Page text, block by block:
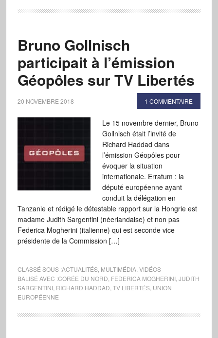
Bruno Gollnisch
participait à l’émission
Géopôles sur TV Libertés
20 NOVEMBRE 2018 1 COMMENTAIRE
Le 15 novembre dernier, Bruno
Gollnisch était l’invité de
Richard Haddad dans
l’émission Géopôles pour
évoquer la situation
internationale. Erratum : la
député européenne ayant
conduit la délégation en
Tanzanie et rédigé le détestable rapport sur la Hongrie est
madame Judith Sargentini (néerlandaise) et non pas
Federica Mogherini (italienne) qui est seconde vice
présidente de la Commission […]
CLASSÉ SOUS :ACTUALITÉS, MULTIMÉDIA, VIDÉOS
BALISÉ AVEC :CORÉE DU NORD FEDERICA MOGHERINI, JUDITH
SARGENTINI, RICHARD HADDAD TV LIBERTÉS, UNION
EUROPÉENNE